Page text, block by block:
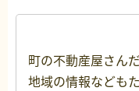
町の不動産屋さん
地域の情報なども